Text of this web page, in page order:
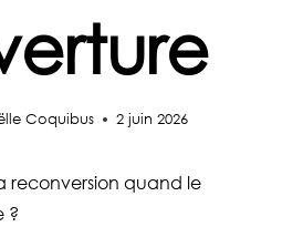
Coquibus 2 juin 2026
reconversion quand le
?